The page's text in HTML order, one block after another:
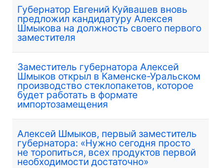
Губернатор Евгений Куйвашев вновь
предложил кандидатуру Алексея
Шмыкова на должность своего первого
заместителя
Заместитель губернатора Алексей
Шмыков открыл в Каменске-Уральском
производство стеклопакетов, которое
будет работать в формате
импортозамещения
Алексей Шмыков, первый заместитель
губернатора: «Нужно сегодня просто
не торопиться, всех продуктов первой
необходимости достаточно»